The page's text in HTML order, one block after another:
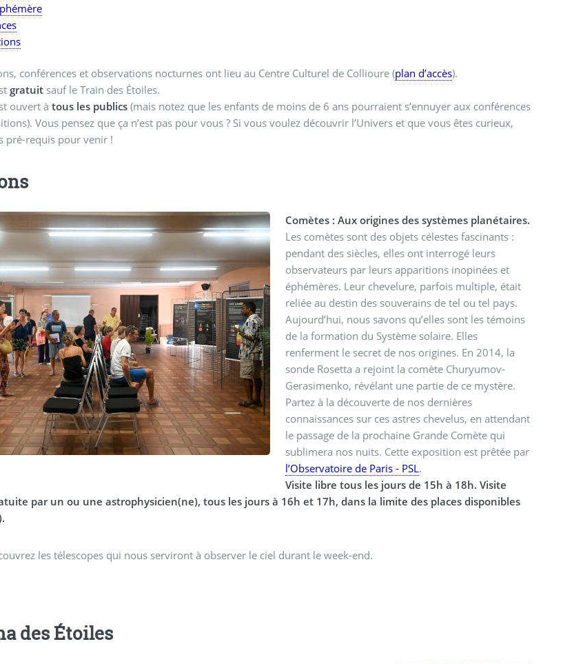
conférences et observations nocturnes ont lieu au Centre Culturel de Collioure (plan d’accès).
gratuit sauf le Train des Étoiles.
ouvert àtous les publics (mais notez que les enfants de moins de 6 ans pourraient s’ennuyer aux conférences
Vous pensez que ça n’est pas pour vous ? Si vous voulez découvrir l’Univers et que vous êtes curieux,
pré-requis pour venir !
Comètes : Aux origines des systèmes planétaires.
Les comètes sont des objets célestes fascinants :
pendant des siècles, elles ont interrogé leurs
observateurs par leurs apparitions inopinées et
éphémères. Leur chevelure, parfois multiple, était
reliée au destin des souverains de tel ou tel pays.
Aujourd’hui, nous savons qu’elles sont les témoins
de la formation du Système solaire. Elles
renferment le secret de nos origines. En 2014, la
sonde Rosetta a rejoint la comète Churyumov-
Gerasimenko, révélant une partie de ce mystère.
Partez à la découverte de nos dernières
connaissances sur ces astres chevelus, en attendant
le passage de la prochaine Grande Comète qui
sublimera nos nuits. Cette exposition est prêtée par
l’Observatoire de Paris - PSL.
Visite libre tous les jours de 15h à 18h. Visite
par un ou une astrophysicien(ne), tous les jours à 16h et 17h, dans la limite des places disponibles
les télescopes qui nous serviront à observer le ciel durant le week-end.
des Étoiles